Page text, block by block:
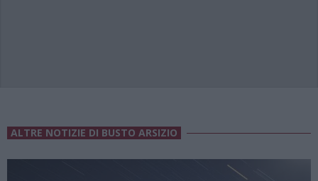
ALTRE NOTIZIE DI BUSTO ARSIZIO